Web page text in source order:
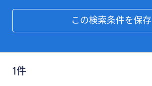
この検索条件を保存
1件